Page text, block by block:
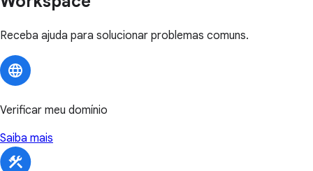
Receba ajuda para solucionar problemas comuns.
Verificar meu domínio
Saiba mais